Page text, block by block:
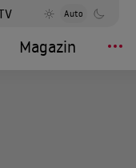
Auto
Magazin